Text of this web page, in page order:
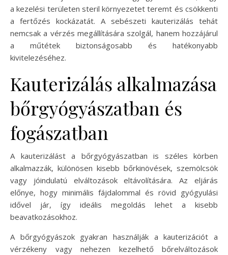
a kezelési területen steril környezetet teremt és csökkenti
a fertőzés kockázatát. A sebészeti kauterizálás tehát
nemcsak a vérzés megállítására szolgál, hanem hozzájárul
a műtétek biztonságosabb és hatékonyabb
kivitelezéséhez.
Kauterizálás alkalmazása
bőrgyógyászatban és
fogászatban
A kauterizálást a bőrgyógyászatban is széles körben
alkalmazzák, különösen kisebb bőrkinövések, szemölcsök
vagy jóindulatú elváltozások eltávolítására. Az eljárás
előnye, hogy minimális fájdalommal és rövid gyógyulási
idővel jár, így ideális megoldás lehet a kisebb
beavatkozásokhoz.
A bőrgyógyászok gyakran használják a kauterizációt a
vérzékeny vagy nehezen kezelhető bőrelváltozások